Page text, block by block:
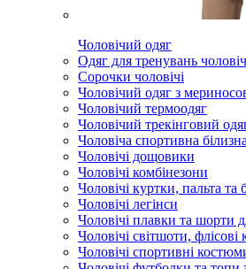
Чоловічий одяг
Одяг для тренувань
Сорочки чоловічі
Чоловічий одяг з
Чоловічий термоодяг
Чоловічий трекінговий
Чоловіча спортивна білизна
Чоловічі дощовики
Чоловічі комбінезони
Чоловічі куртки, пальта та
Чоловічі легінси
Чоловічі плавки та шорти
Чоловічі світшоти,
Чоловічі спортивні